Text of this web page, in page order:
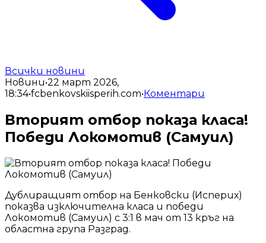
Всички новини
Новини•22 март 2026,
18:34•fcbenkovskiisperih.com•Коментари
Вторият отбор показа класа!
Победи Локомотив (Самуил)
Дублиращият отбор на Бенковски (Исперих)
показва изключителна класа и победи
Локомотив (Самуил) с 3:1 в мач от 13 кръг на
областна група Разград.